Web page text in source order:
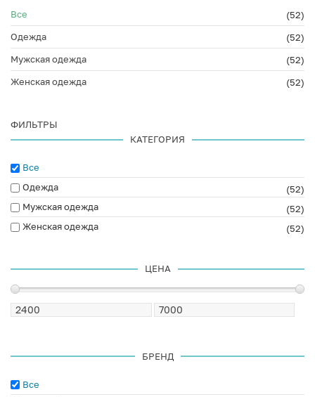
Все
(52)
Одежда
(52)
Мужская одежда
(52)
Женская одежда
(52)
ФИЛЬТРЫ
КАТЕГОРИЯ
Все
Одежда
(52)
Мужская одежда
(52)
Женская одежда
(52)
ЦЕНА
БРЕНД
Все